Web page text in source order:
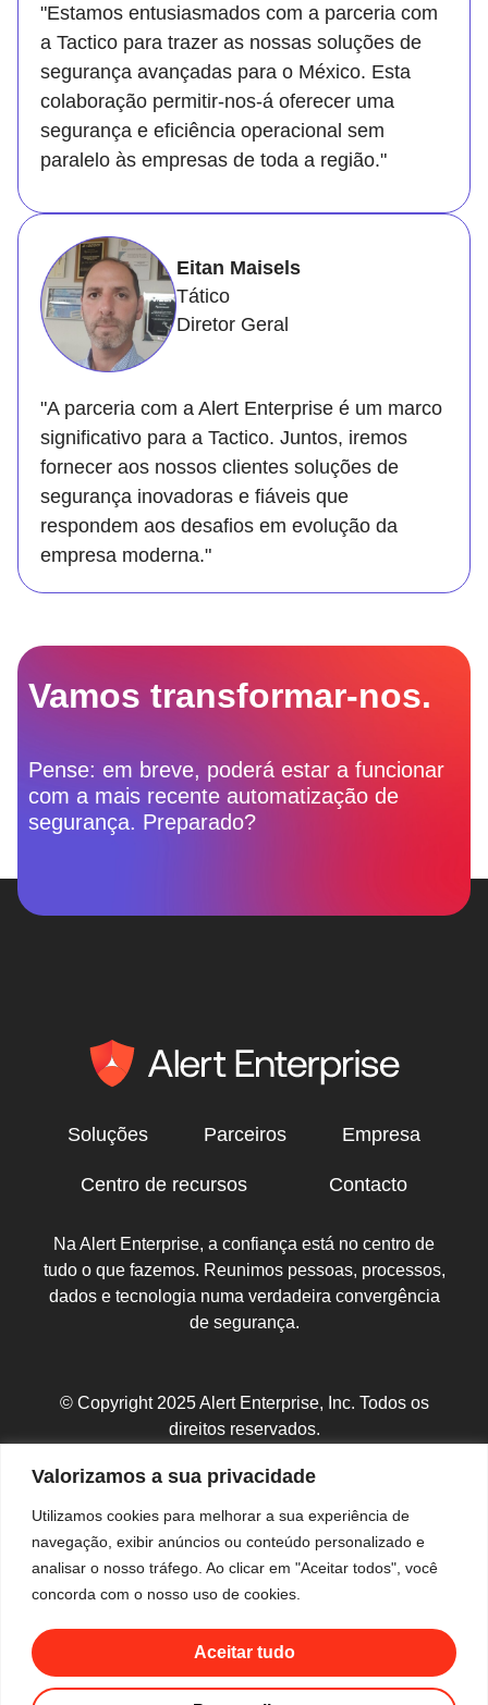
Valorizamos a sua privacidade
Utilizamos cookies para melhorar a sua experiência de
navegação, exibir anúncios ou conteúdo personalizado e
analisar o nosso tráfego. Ao clicar em "Aceitar todos", você
concorda com o nosso uso de cookies.
Aceitar tudo
"Estamos entusiasmados com a parceria com
a Tactico para trazer as nossas soluções de
segurança avançadas para o México. Esta
colaboração permitir-nos-á oferecer uma
segurança e eficiência operacional sem
paralelo às empresas de toda a região."
Eitan Maisels
Tático
Diretor Geral
"A parceria com a Alert Enterprise é um marco
significativo para a Tactico. Juntos, iremos
fornecer aos nossos clientes soluções de
segurança inovadoras e fiáveis que
respondem aos desafios em evolução da
empresa moderna."
Vamos transformar-nos.
Pense: em breve, poderá estar a funcionar
com a mais recente automatização de
segurança. Preparado?
Soluções Parceiros Empresa
Centro de recursos Contacto
Na Alert Enterprise, a confiança está no centro de
tudo o que fazemos. Reunimos pessoas, processos,
dados e tecnologia numa verdadeira convergência
de segurança.
© Copyright 2025 Alert Enterprise, Inc. Todos os
direitos reservados.